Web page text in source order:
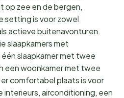
op zee en de bergen,
setting is voor zowel
actieve buitenavonturen.
slaapkamers met
slaapkamer met twee
een woonkamer met twee
comfortabel plaats is voor
airconditioning, een